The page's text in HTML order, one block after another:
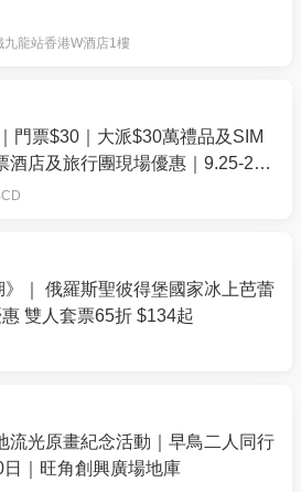
(基本直立板技巧)
沙洲、羊洲)
龍站香港W酒店1樓
門票$30｜大派$30萬禮品及SIM
酒店及旅行團現場優惠｜9.25-27
｜ 俄羅斯聖彼得堡國家冰上芭蕾
雙人套票65折 $134起
流光原畫紀念活動｜早鳥二人同行
｜旺角創興廣場地庫